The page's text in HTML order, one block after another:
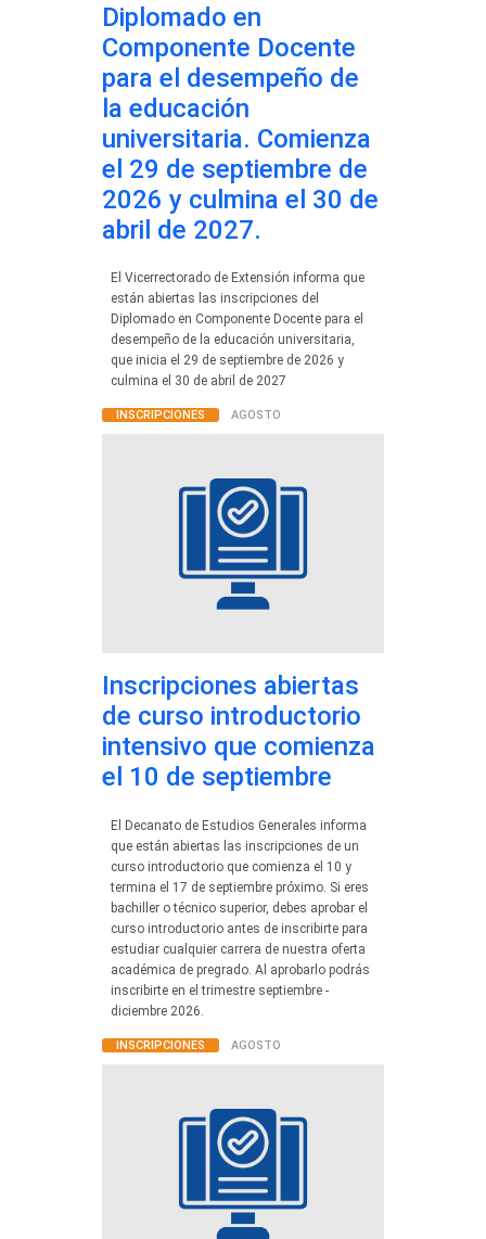
Diplomado en
Componente Docente
para el desempeño de
la educación
universitaria. Comienza
el 29 de septiembre de
2026 y culmina el 30 de
abril de 2027.
El Vicerrectorado de Extensión informa que
están abiertas las inscripciones del
Diplomado en Componente Docente para el
desempeño de la educación universitaria,
que inicia el 29 de septiembre de 2026 y
culmina el 30 de abril de 2027
INSCRIPCIONES AGOSTO
Inscripciones abiertas
de curso introductorio
intensivo que comienza
el 10 de septiembre
El Decanato de Estudios Generales informa
que están abiertas las inscripciones de un
curso introductorio que comienza el 10 y
termina el 17 de septiembre próximo. Si eres
bachiller o técnico superior, debes aprobar el
curso introductorio antes de inscribirte para
estudiar cualquier carrera de nuestra oferta
académica de pregrado. Al aprobarlo podrás
inscribirte en el trimestre septiembre -
diciembre 2026.
INSCRIPCIONES AGOSTO